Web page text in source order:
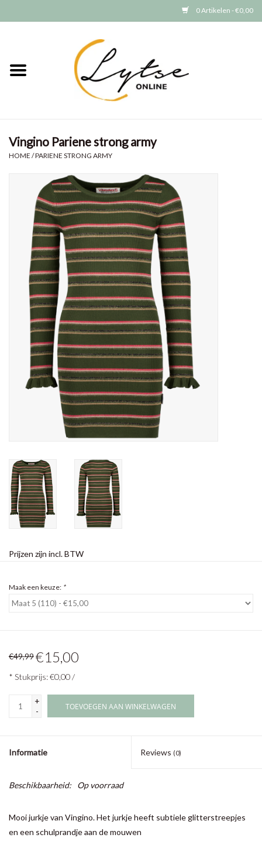
0 Artikelen - €0,00
Meisjes
GRATIS VERZENDEN (vanaf EUR
Vingino Pariene strong army
HOME /PARIENE STRONG ARMY
Prijzen zijn incl. BTW
Maak een keuze: *
€49,99€15,00
* Stukprijs: €0,00 /
+
-
TOEVOEGEN AAN WINKELWAGEN
Informatie Reviews (0)
Beschikbaarheid: Op voorraad
Mooi jurkje van Vingino. Het jurkje heeft subtiele glitterstreepjes
en een schulprandje aan de mouwen